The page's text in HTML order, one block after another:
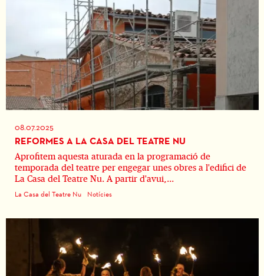
08.07.2025
REFORMES A LA CASA DEL TEATRE NU
Aprofitem aquesta aturada en la programació de
temporada del teatre per engegar unes obres a l'edifici de
La Casa del Teatre Nu. A partir d'avui,...
La Casa del Teatre Nu Notícies